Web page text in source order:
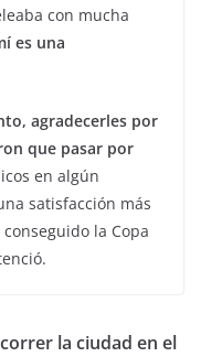
con mucha
es una
agradecerles por
que pasar por
en algún
satisfacción más
la Copa
la ciudad en el